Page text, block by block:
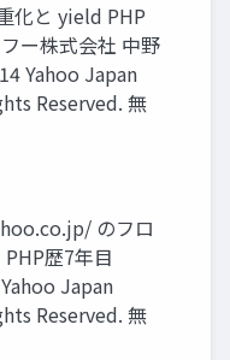
化と yield PHP
ー株式会社 中野
Yahoo Japan
Reserved. 無
のフロ
歴7年目
Japan
Reserved. 無